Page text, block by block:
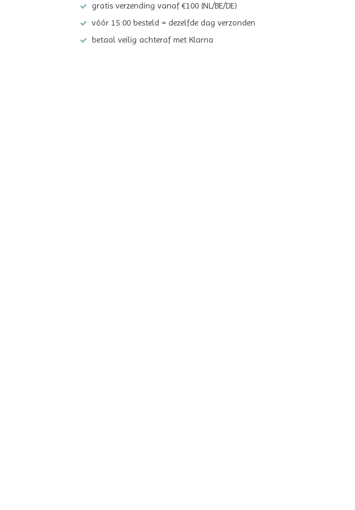
gratis verzending vanaf €100 (NL/BE/DE)
vóór 15:00 besteld = dezelfde dag verzonden
betaal veilig achteraf met Klarna